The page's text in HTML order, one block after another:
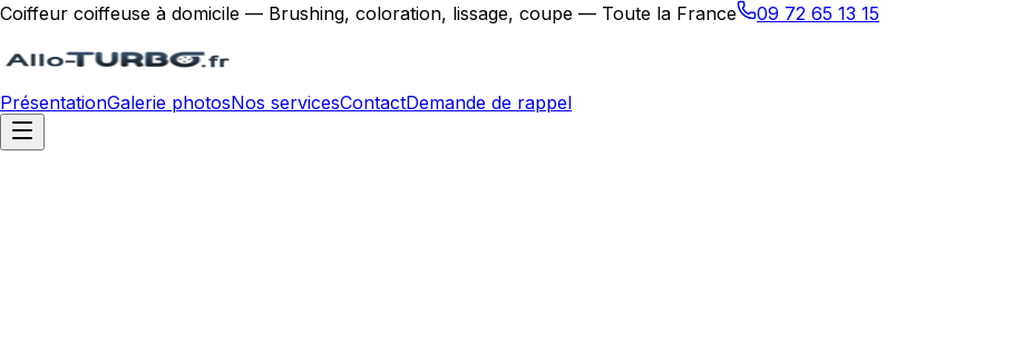
Coiffeur coiffeuse à domicile — Brushing, coloration, lissage, coupe — Toute la France 09 72 65 13 15
PrésentationGalerie photosNos servicesContactDemande de rappel